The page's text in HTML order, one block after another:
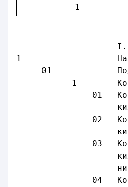
1
I. Доходы
1
01
1
01
ких лиц-
02
ких лиц-
03
ких лиц-
ника
04